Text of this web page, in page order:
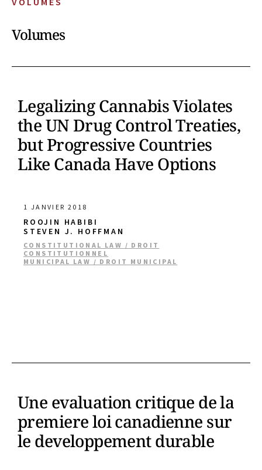
Volumes
Legalizing Cannabis Violates
the UN Drug Control Treaties,
but Progressive Countries
Like Canada Have Options
1 JANVIER 2018
ROOJIN HABIBI
STEVEN J. HOFFMAN
CONSTITUTIONAL LAW / DROIT
CONSTITUTIONNEL
MUNICIPAL LAW / DROIT MUNICIPAL
Une evaluation critique de la
premiere loi canadienne sur
le developpement durable